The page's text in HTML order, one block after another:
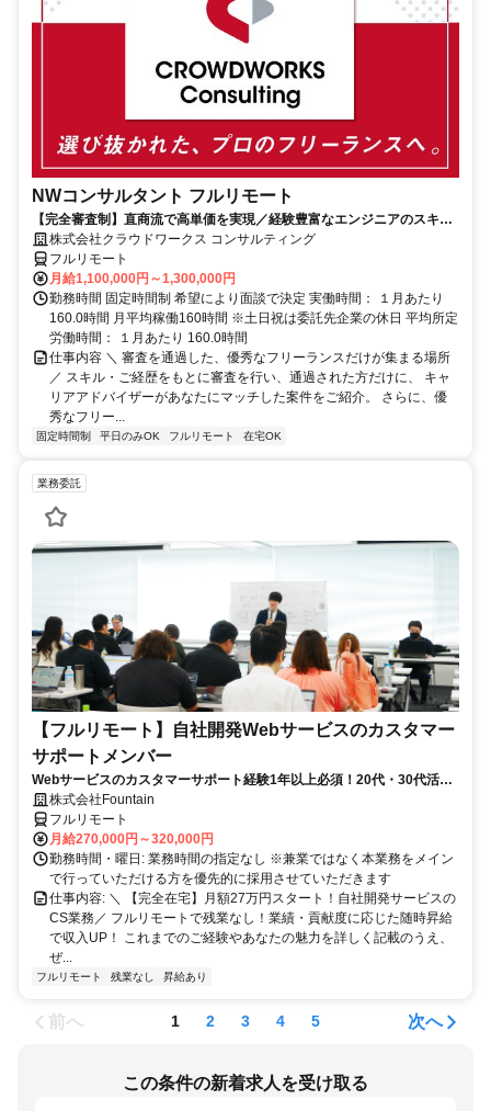
NWコンサルタント フルリモート
【完全審査制】直商流で高単価を実現／経験豊富なエンジニアのスキル
に合致した案件を多数保有
株式会社クラウドワークス コンサルティング
フルリモート
月給1,100,000円～1,300,000円
勤務時間 固定時間制 希望により面談で決定 実働時間： １月あたり
160.0時間 月平均稼働160時間 ※土日祝は委託先企業の休日 平均所定
労働時間： １月あたり 160.0時間
仕事内容 ＼ 審査を通過した、優秀なフリーランスだけが集まる場所
／ スキル・ご経歴をもとに審査を行い、通過された方だけに、 キャ
リアアドバイザーがあなたにマッチした案件をご紹介。 さらに、優
秀なフリー...
固定時間制 平日のみOK フルリモート 在宅OK
業務委託
【フルリモート】自社開発Webサービスのカスタマー
サポートメンバー
Webサービスのカスタマーサポート経験1年以上必須！20代・30代活躍
中！株式会社Fountain
フルリモート
月給270,000円～320,000円
勤務時間・曜日: 業務時間の指定なし ※兼業ではなく本業務をメイン
で行っていただける方を優先的に採用させていただきます
仕事内容: ＼ 【完全在宅】月額27万円スタート！自社開発サービスの
CS業務／ フルリモートで残業なし！業績・貢献度に応じた随時昇給
で収入UP！ これまでのご経験やあなたの魅力を詳しく記載のうえ、
ぜ...
フルリモート 残業なし 昇給あり
前へ 1 2 3 4 5 次へ
この条件の新着求人を受け取る